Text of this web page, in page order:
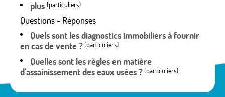
plus (particuliers)
Questions - Réponses
Quels sont les diagnostics immobiliers à fournir
en cas de vente ?(particuliers)
Quelles sont les règles en matière
d'assainissement des eaux usées ?(particuliers)